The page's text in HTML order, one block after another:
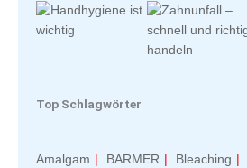
Top Schlagwörter
Amalgam BARMER Bleaching